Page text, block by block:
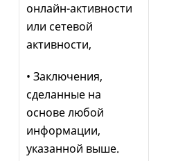
онлайн-активности
или сетевой
активности,
• Заключения,
сделанные на
основе любой
информации,
указанной выше.